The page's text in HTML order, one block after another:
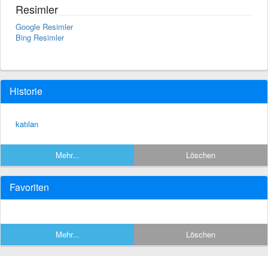
Resimler
Google Resimler
Bing Resimler
Historie
katılan
Mehr... Löschen
Favoriten
Mehr... Löschen